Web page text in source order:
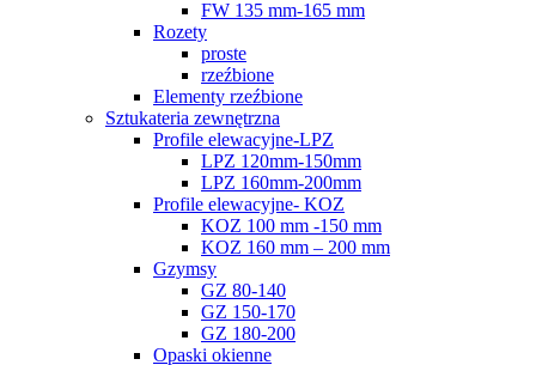
FW 135 mm-165 mm
Rozety
proste
rzeźbione
Elementy rzeźbione
Sztukateria zewnętrzna
Profile elewacyjne-LPZ
LPZ 120mm-150mm
LPZ 160mm-200mm
Profile elewacyjne- KOZ
KOZ 100 mm -150 mm
KOZ 160 mm – 200 mm
Gzymsy
GZ 80-140
GZ 150-170
GZ 180-200
Opaski okienne